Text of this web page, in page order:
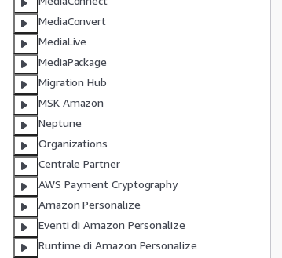
MediaConvert
MediaLive
MediaPackage
Migration Hub
MSK Amazon
Neptune
Organizations
Centrale Partner
AWS Payment Cryptography
Amazon Personalize
Eventi di Amazon Personalize
Runtime di Amazon Personalize